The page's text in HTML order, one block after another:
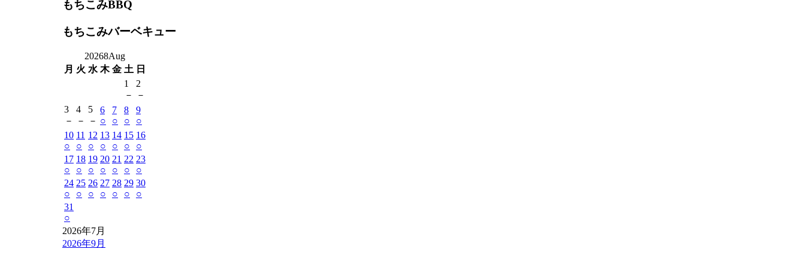
もちこみBBQ
もちこみバーベキュー
20268Aug
月 火 水 木 金 土 日
1
－
2
－
3
－
4
－
5
－
6
○
7
○
8
○
9
○
10
○
11
○
12
○
13
○
14
○
15
○
16
○
17
○
18
○
19
○
20
○
21
○
22
○
23
○
24
○
25
○
26
○
27
○
28
○
29
○
30
○
31
○
2026年7月
2026年9月